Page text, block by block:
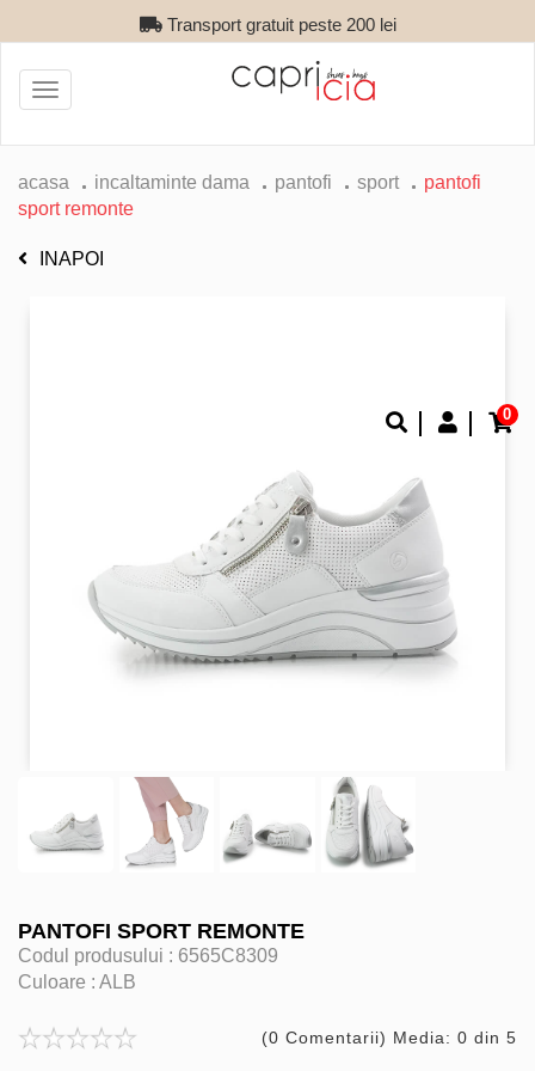
Transport gratuit peste 200 lei
0
Toggle
navigation
acasa incaltaminte dama pantofi sport
pantofi
sport remonte
INAPOI
PANTOFI SPORT REMONTE
Codul produsului : 6565C8309
Culoare : ALB
(0 Comentarii) Media: 0 din 5